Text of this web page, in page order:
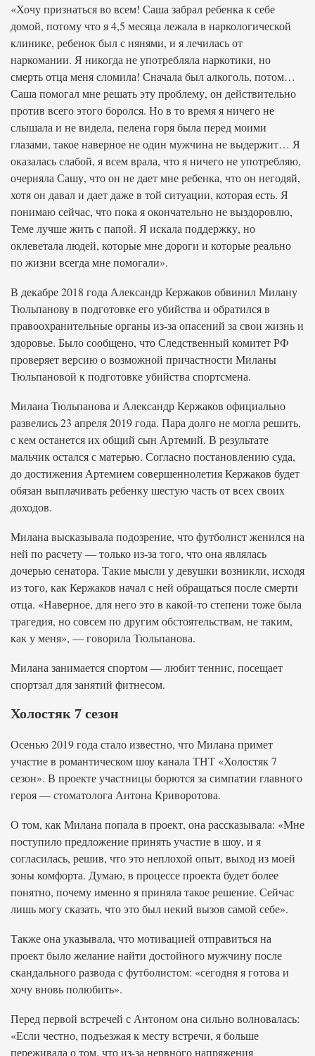
«Хочу признаться во всем! Саша забрал ребенка к себе
домой, потому что я 4,5 месяца лежала в наркологической
клинике, ребенок был с нянями, и я лечилась от
наркомании. Я никогда не употребляла наркотики, но
смерть отца меня сломила! Сначала был алкоголь, потом…
Саша помогал мне решать эту проблему, он действительно
против всего этого боролся. Но в то время я ничего не
слышала и не видела, пелена горя была перед моими
глазами, такое наверное не один мужчина не выдержит… Я
оказалась слабой, я всем врала, что я ничего не употребляю,
очерняла Сашу, что он не дает мне ребенка, что он негодяй,
хотя он давал и дает даже в той ситуации, которая есть. Я
понимаю сейчас, что пока я окончательно не выздоровлю,
Теме лучше жить с папой. Я искала поддержку, но
оклеветала людей, которые мне дороги и которые реально
по жизни всегда мне помогали».
В декабре 2018 года Александр Кержаков обвинил Милану
Тюльпанову в подготовке его убийства и обратился в
правоохранительные органы из-за опасений за свои жизнь и
здоровье. Было сообщено, что Следственный комитет РФ
проверяет версию о возможной причастности Миланы
Тюльпановой к подготовке убийства спортсмена.
Милана Тюльпанова и Александр Кержаков официально
развелись 23 апреля 2019 года. Пара долго не могла решить,
с кем останется их общий сын Артемий. В результате
мальчик остался с матерью. Согласно постановлению суда,
до достижения Артемием совершеннолетия Кержаков будет
обязан выплачивать ребенку шестую часть от всех своих
доходов.
Милана высказывала подозрение, что футболист женился на
ней по расчету — только из-за того, что она являлась
дочерью сенатора. Такие мысли у девушки возникли, исходя
из того, как Кержаков начал с ней обращаться после смерти
отца. «Наверное, для него это в какой-то степени тоже была
трагедия, но совсем по другим обстоятельствам, не таким,
как у меня», — говорила Тюльпанова.
Милана занимается спортом — любит теннис, посещает
спортзал для занятий фитнесом.
Холостяк 7 сезон
Осенью 2019 года стало известно, что Милана примет
участие в романтическом шоу канала ТНТ «Холостяк 7
сезон». В проекте участницы борются за симпатии главного
героя — стоматолога Антона Криворотова.
О том, как Милана попала в проект, она рассказывала: «Мне
поступило предложение принять участие в шоу, и я
согласилась, решив, что это неплохой опыт, выход из моей
зоны комфорта. Думаю, в процессе проекта будет более
понятно, почему именно я приняла такое решение. Сейчас
лишь могу сказать, что это был некий вызов самой себе».
Также она указывала, что мотивацией отправиться на
проект было желание найти достойного мужчину после
скандального развода с футболистом: «сегодня я готова и
хочу вновь полюбить».
Перед первой встречей с Антоном она сильно волновалась:
«Если честно, подъезжая к месту встречи, я больше
переживала о том, что из-за нервного напряжения